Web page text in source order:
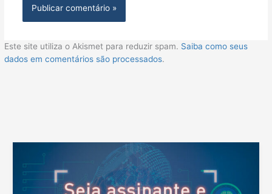
Este site utiliza o Akismet para reduzir spam. Saiba como seus
dados em comentários são processados.